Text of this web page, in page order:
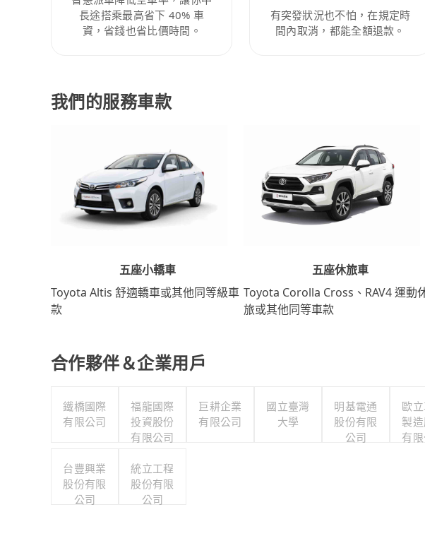
長途搭乘最高省下 40% 車
資，省錢也省比價時間。
有突發狀況也不怕，在規定時
間內取消，都能全額退款。
我們的服務車款
五座小轎車
Toyota Altis 舒適轎車或其他同等級車
款
五座休旅車
Toyota Corolla Cross、RAV4 運動
旅或其他同等車款
合作夥伴＆企業用戶
鐵橋國際
有限公司
福龍國際
投資股份
有限公司
巨耕企業
有限公司
國立臺灣
大學
明基電通
股份有限
公司
歐
製
有
台豐興業
股份有限
公司
統立工程
股份有限
公司